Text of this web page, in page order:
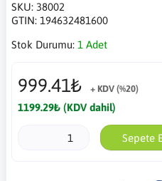
SKU: 38002
GTIN: 194632481600
Stok Durumu: 1 Adet
999.41₺ + KDV (%20)
1199.29₺ (KDV dahil)
Sepete